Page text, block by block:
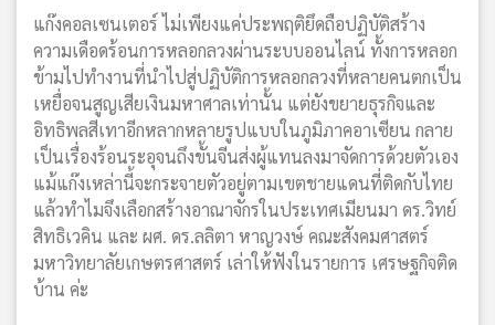
แก๊งคอลเซนเตอร์ ไม่เพียงแค่ประพฤติยึดถือปฏิบัติสร้าง
ความเดือดร้อนการหลอกลวงผ่านระบบออนไลน์ ทั้งการหลอก
ข้ามไปทำงานที่นำไปสู่ปฏิบัติการหลอกลวงที่หลายคนตกเป็น
เหยื่อจนสูญเสียเงินมหาศาลเท่านั้น แต่ยังขยายธุรกิจและ
อิทธิพลสีเทาอีกหลากหลายรูปแบบในภูมิภาคอาเซียน กลาย
เป็นเรื่องร้อนระอุจนถึงขั้นจีนส่งผู้แทนลงมาจัดการด้วยตัวเอง
แม้แก๊งเหล่านี้จะกระจายตัวอยู่ตามเขตชายแดนที่ติดกับไทย
แล้วทำไมจึงเลือกสร้างอาณาจักรในประเทศเมียนมา ดร.วิทย์
สิทธิเวคิน และ ผศ. ดร.ลลิตา หาญวงษ์ คณะสังคมศาสตร์
มหาวิทยาลัยเกษตรศาสตร์ เล่าให้ฟังในรายการ เศรษฐกิจติด
บ้าน ค่ะ